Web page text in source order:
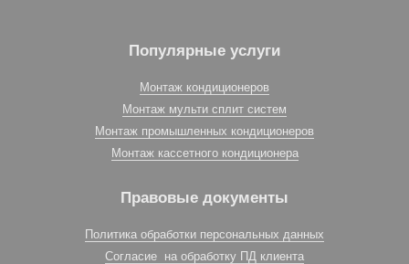
Популярные услуги
Монтаж кондиционеров
Монтаж мульти сплит систем
Монтаж промышленных кондиционеров
Монтаж кассетного кондиционера
Правовые документы
Политика обработки персональных данных
Согласие на обработку ПД клиента